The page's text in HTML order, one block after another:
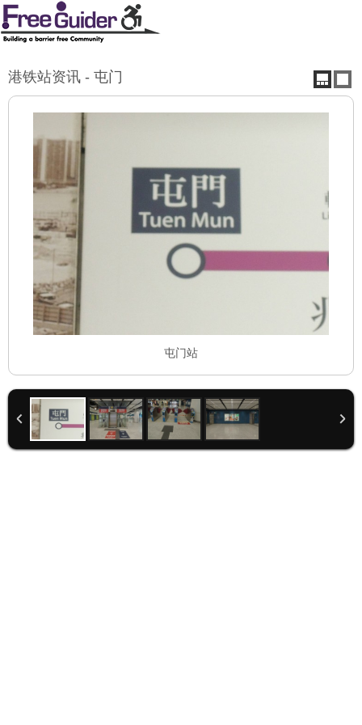
港铁站资讯 - 屯门
屯门站